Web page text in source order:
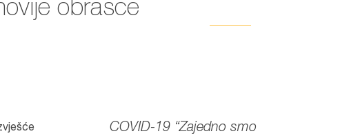
obrasce
COVID-19 “Zajedno smo